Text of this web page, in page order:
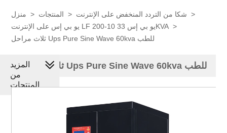
منزل > المنتجات > شكا من التردد المنخفض على الإنترنت >
يو بي إس على الإنترنت LF يو بي إس 33 10-200KVA >
ثلاث مراحل Ups Pure Sine Wave 60kva للطب
ثلاث مراحل Ups Pure Sine Wave 60kva للطب
المزيد
من
المنتجات